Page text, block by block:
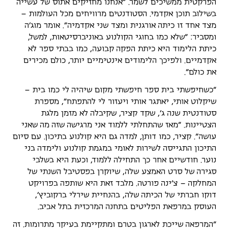
הפרקטית ממשיכים לשמר. "אנחנו מחזיקים אתוס של עשייה
בשילוב תוכן אקדמי. הסטודנטים מרוויחים מכל העולמות –
מצד אחד זו כיתה אורגנית ומצד שני אקדמיה". אומר מוג'ה
ומסביר: "שלא כמו בחוגי הקולנוע באוניברסיטאות, למשל,
כיתת הלימוד היא כיתת הפקה קבועה, כמו בבתי ספר לא
אקדמיים. ולפיכך הלימודים אינטימיים יותר, כולם מכירים
את כולם".
"כשחיפשתי בית ספר חיפשתי מקום שיהיה לי כמו בית –
שיקלוט אותי, יאתגר אותי ויעזור לי להתפתח", מספרת
סטודנטית שנה ג', שקד קציר, שקיבלה לא מזמן מלגת
הצטיינות. "מאז שהתחלתי ללמוד אני מרגישה שזה מה שאני
עושה". קציר, כמו דותן, למדה גם היא קולנוע בתיכון. עם סיום
התיכון התגייסה לשירות לאומי במגמת קולנוע ולימדה בני
נוער. חודשיים אחר כך התחילה ללמוד, וכעת היא בשלבי
סגירה של סרט האמצע שלה, שיוקרן בפסטיבל השנתי של
המחלקה – צ'ינה פורטה. מלבד זאת היא שותפה בפרויקט
דוקו חברתי של הכיתה שלה, בהנחיית שירלי ברקוביץ',
העוסק במרפאת הפליטים בתחנה המרכזית בתל אביב.
"המרפאה שייכת לארגון בטרם ומתקיימת בעיקר מתרומות. זה